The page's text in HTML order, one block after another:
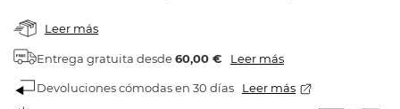
Leer más
Entrega gratuita desde60,00 € Leer más
Devoluciones cómodas en 30 días Leer más